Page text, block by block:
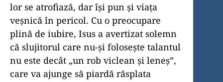
lor se atrofiază, dar îşi pun şi viaţa
veşnică în pericol. Cu o preocupare
plină de iubire, Isus a avertizat solemn
că slujitorul care nu-şi foloseşte talantul
nu este decât „un rob viclean şi leneş”,
care va ajunge să piardă răsplata